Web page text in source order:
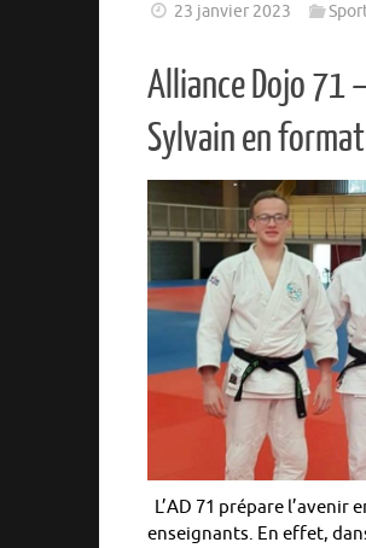
23 janvier 2023
Alliance Dojo 71
Sylvain en
L’AD 71 prépare
enseignants. En effet,